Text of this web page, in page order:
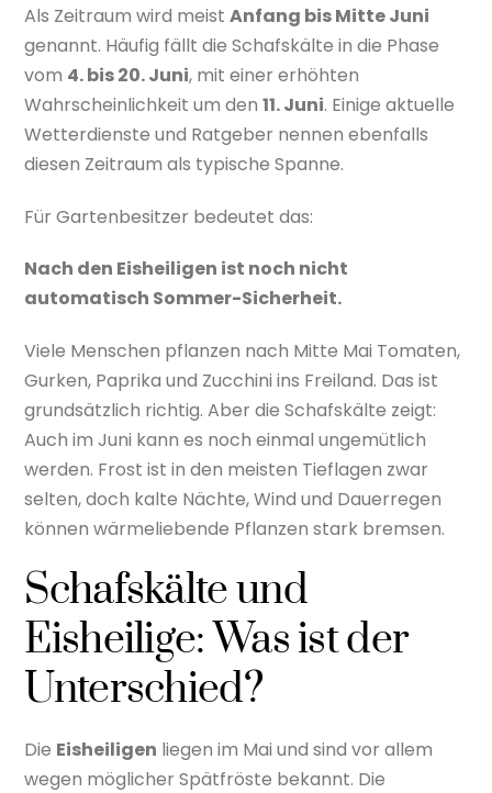
Als Zeitraum wird meistAnfang bis Mitte Juni
genannt. Häufig fällt die Schafskälte in die Phase
vom 4. bis 20. Juni, mit einer erhöhten
Wahrscheinlichkeit um den11. Juni. Einige aktuelle
Wetterdienste und Ratgeber nennen ebenfalls
diesen Zeitraum als typische Spanne.
Für Gartenbesitzer bedeutet das:
Nach den Eisheiligen ist noch nicht
automatisch Sommer-Sicherheit.
Viele Menschen pflanzen nach Mitte Mai Tomaten,
Gurken, Paprika und Zucchini ins Freiland. Das ist
grundsätzlich richtig. Aber die Schafskälte zeigt:
Auch im Juni kann es noch einmal ungemütlich
werden. Frost ist in den meisten Tieflagen zwar
selten, doch kalte Nächte, Wind und Dauerregen
können wärmeliebende Pflanzen stark bremsen.
Schafskälte und
Eisheilige: Was ist der
Unterschied?
Die Eisheiligen liegen im Mai und sind vor allem
wegen möglicher Spätfröste bekannt. Die